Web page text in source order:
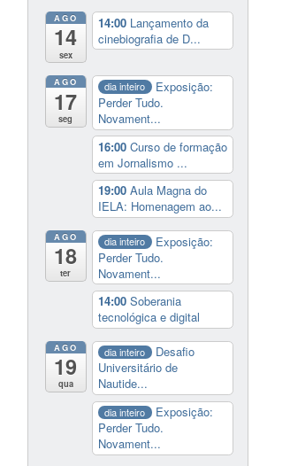
AGO
14
sex
14:00 Lançamento da
cinebiografia de D...
AGO
17
seg
dia inteiro
Exposição:
Perder Tudo.
Novament...
16:00 Curso de formação
em Jornalismo ...
19:00 Aula Magna do
IELA: Homenagem ao...
AGO
18
ter
dia inteiro
Exposição:
Perder Tudo.
Novament...
14:00 Soberania
tecnológica e digital
AGO
19
qua
dia inteiro
Desafio
Universitário de
Nautide...
dia inteiro
Exposição:
Perder Tudo.
Novament...